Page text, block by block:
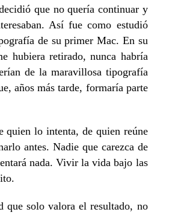
que no quería continuar y
Así fue como estudió
de su primer Mac. En su
hubiera retirado, nunca habría
de la maravillosa tipografía
años más tarde, formaría parte
quien lo intenta, de quien reúne
antes. Nadie que carezca de
nada. Vivir la vida bajo las
que solo valora el resultado, no